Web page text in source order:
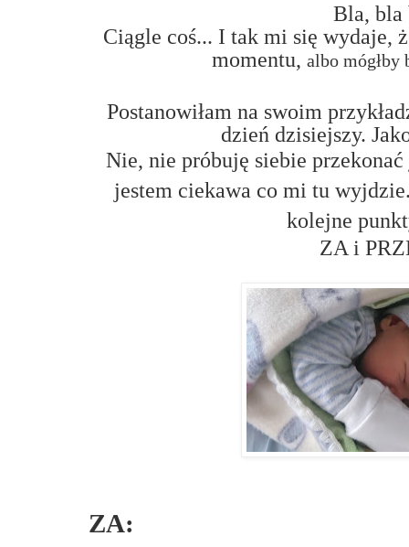
Bla, bla
Ciągle coś... I tak mi się wydaje,
momentu,albo
Postanowiłam na swoim
dzień dzisiejszy.
Nie, nie próbuję siebie
jestem ciekawa co mi tu
kolejne
ZA i
ZA: